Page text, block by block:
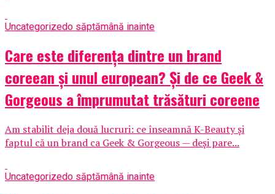
Uncategorizedo săptămână inainte
Care este diferența dintre un brand
coreean și unul european? Și de ce Geek &
Gorgeous a împrumutat trăsături coreene
Am stabilit deja două lucruri: ce înseamnă K-Beauty și
faptul că un brand ca Geek & Gorgeous — deși pare...
Uncategorizedo săptămână inainte